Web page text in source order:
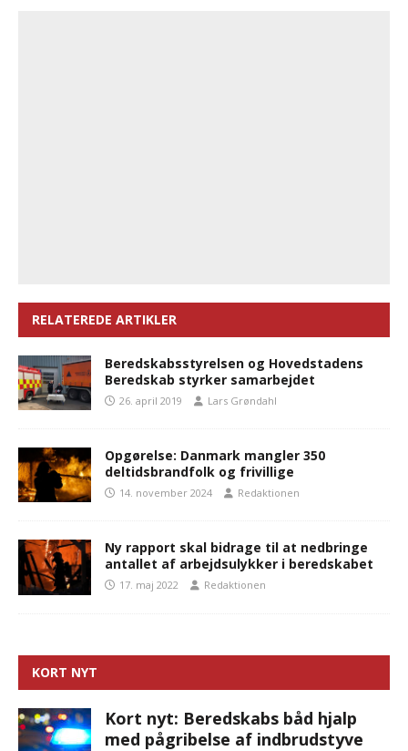
RELATEREDE ARTIKLER
Beredskabsstyrelsen og Hovedstadens
Beredskab styrker samarbejdet
26. april 2019 Lars Grøndahl
Opgørelse: Danmark mangler 350
deltidsbrandfolk og frivillige
14. november 2024 Redaktionen
Ny rapport skal bidrage til at nedbringe
antallet af arbejdsulykker i beredskabet
17. maj 2022 Redaktionen
KORT NYT
Kort nyt: Beredskabs båd hjalp
med pågribelse af indbrudstyve